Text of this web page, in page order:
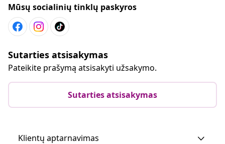
Mūsų socialinių tinklų paskyros
Sutarties atsisakymas
Pateikite prašymą atsisakyti užsakymo.
Sutarties atsisakymas
Klientų aptarnavimas